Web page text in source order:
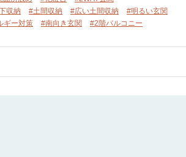
収納
#土間収納 #広い土間収納
#明るい玄関
ギー対策
#南向き玄関 #2階バルコニー